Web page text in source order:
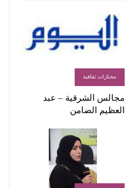
مختارات ثقافية
مجالس الشرقية – عبد
العظيم الضامن